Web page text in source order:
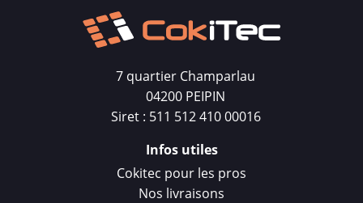
7 quartier Champarlau
04200 PEIPIN
Siret : 511 512 410 00016
Infos utiles
Cokitec pour les pros
Nos livraisons